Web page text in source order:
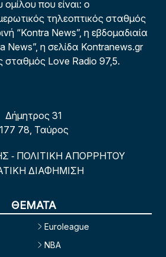
που είναι: ο
τηλεοπτικός σταθμός
“Kontra News”, η εβδομαδιαία
News”, η σελίδα Kontranews.gr
σταθμός Love Radio 97,5.
Δήμητρος 31
177 78, Ταύρος
- ΠΟΛΙΤΙΚΗ ΑΠΟΡΡΗΤΟΥ
ΔΙΑΦΗΜΙΣΗ
ΘΕΜΑΤΑ
Euroleague
NBA